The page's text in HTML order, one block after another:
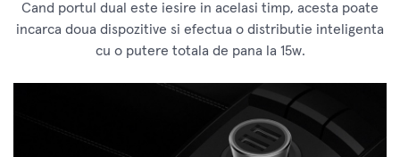
Cand portul dual este iesire in acelasi timp, acesta poate
incarca doua dispozitive si efectua o distributie inteligenta
cu o putere totala de pana la 15w.